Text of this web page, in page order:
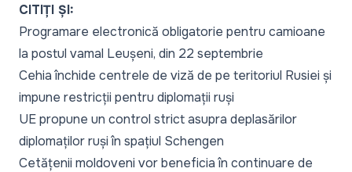
CITIȚI ȘI:
Programare electronică obligatorie pentru camioane
la postul vamal Leușeni, din 22 septembrie
Cehia închide centrele de viză de pe teritoriul Rusiei și
impune restricții pentru diplomații ruși
UE propune un control strict asupra deplasărilor
diplomaților ruși în spațiul Schengen
Cetățenii moldoveni vor beneficia în continuare de